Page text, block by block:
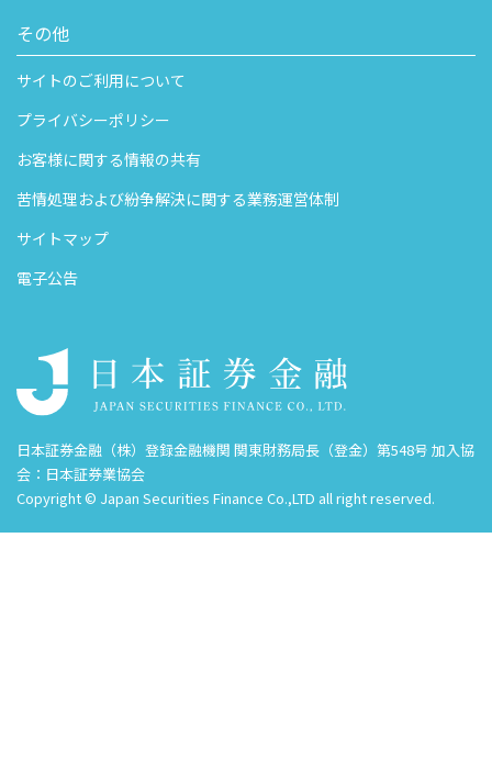
その他
サイトのご利用について
プライバシーポリシー
お客様に関する情報の共有
苦情処理および紛争解決に関する業務運営体制
サイトマップ
電子公告
日本証券金融（株）登録金融機関 関東財務局長（登金）第548号 加入協
会：日本証券業協会
Copyright © Japan Securities Finance Co.,LTD all right reserved.